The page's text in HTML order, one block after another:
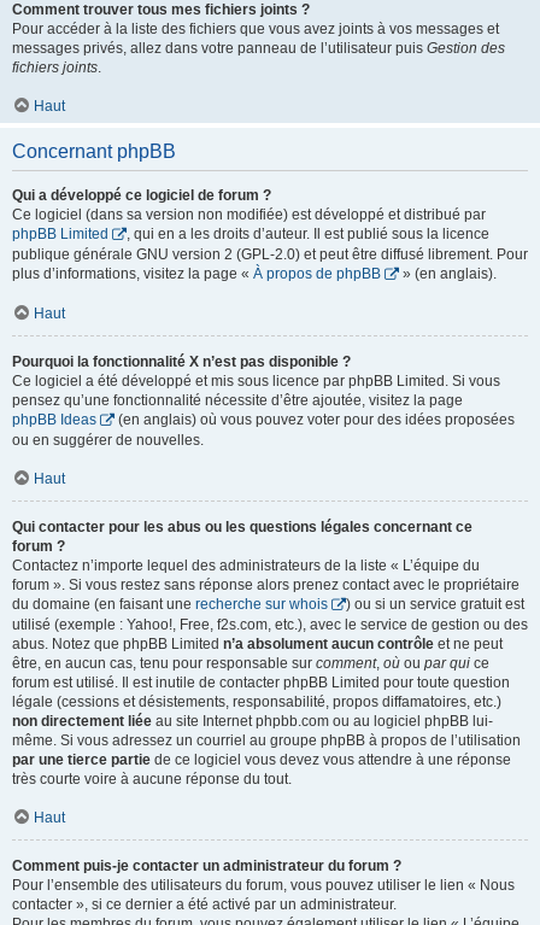
Comment trouver tous mes fichiers joints ?
Pour accéder à la liste des fichiers que vous avez joints à vos messages et
messages privés, allez dans votre panneau de l’utilisateur puis Gestion des
fichiers joints.
Haut
Concernant phpBB
Qui a développé ce logiciel de forum ?
Ce logiciel (dans sa version non modifiée) est développé et distribué par
phpBB Limited
, qui en a les droits d’auteur. Il est publié sous la licence
publique générale GNU version 2 (GPL-2.0) et peut être diffusé librement. Pour
plus d’informations, visitez la page « À propos de phpBB » (en anglais).
Haut
Pourquoi la fonctionnalité X n’est pas disponible ?
Ce logiciel a été développé et mis sous licence par phpBB Limited. Si vous
pensez qu’une fonctionnalité nécessite d’être ajoutée, visitez la page
phpBB Ideas
(en anglais) où vous pouvez voter pour des idées proposées
ou en suggérer de nouvelles.
Haut
Qui contacter pour les abus ou les questions légales concernant ce
forum ?
Contactez n’importe lequel des administrateurs de la liste « L’équipe du
forum ». Si vous restez sans réponse alors prenez contact avec le propriétaire
du domaine (en faisant une recherche sur whois
) ou si un service gratuit est
utilisé (exemple : Yahoo!, Free, f2s.com, etc.), avec le service de gestion ou des
abus. Notez que phpBB Limited n’a absolument aucun contrôle et ne peut
être, en aucun cas, tenu pour responsable sur comment, où ou par qui ce
forum est utilisé. Il est inutile de contacter phpBB Limited pour toute question
légale (cessions et désistements, responsabilité, propos diffamatoires, etc.)
non directement liée au site Internet phpbb.com ou au logiciel phpBB lui-
même. Si vous adressez un courriel au groupe phpBB à propos de l’utilisation
par une tierce partie de ce logiciel vous devez vous attendre à une réponse
très courte voire à aucune réponse du tout.
Haut
Comment puis-je contacter un administrateur du forum ?
Pour l’ensemble des utilisateurs du forum, vous pouvez utiliser le lien « Nous
contacter », si ce dernier a été activé par un administrateur.